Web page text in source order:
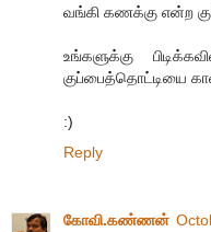
வங்கி கணக்கு என்ற
உங்களுக்கு
குப்பைத்தொட்டியை
:)
Reply
கோவி.கண்ணன்